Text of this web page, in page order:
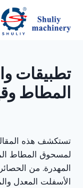
المحتوى
تطبيقات
المطاط
تستكشف هذه
لمسحوق المطاط
المهدرة. من
الأسفلت المعدل